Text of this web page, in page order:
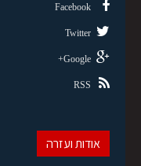
Facebook
Twitter
Google+
RSS
אודות ועזרה